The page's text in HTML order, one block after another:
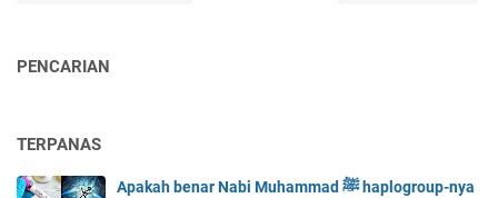
PENCARIAN
TERPANAS
Apakah benar Nabi Muhammad ﷺ haplogroup-nya